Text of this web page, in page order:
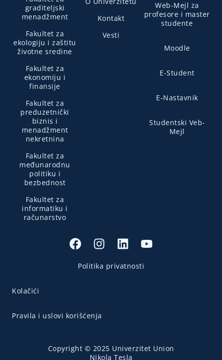
graditeljski
menadžment
Fakultet za
ekologiju i zaštitu
životne sredine
Fakultet za
ekonomiju i
finansije
Fakultet za
preduzetnički
biznis i
menadžment
nekretnina
Fakultet za
međunarodnu
politiku i
bezbednost
Fakultet za
informatiku i
računarstvo
Kontakt
Vesti
Web-Mejl za
profesore i master
studente
Moodle
E-Student
E-Nastavnik
Studentski Veb-
Mejl
Politika privatnosti
Kolačići
Pravila i uslovi korišćenja
Copyright © 2025 Univerzitet Union
Nikola Tesla